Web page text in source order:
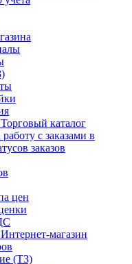
каталог
с заказами в
заказов
цен
магазин
(ТЗ)